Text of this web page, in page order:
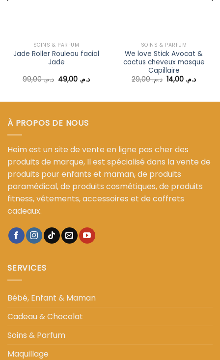
SOINS & PARFUM
Jade Roller Rouleau facial
Jade
د.م.99,00 Le
prix
د.م. 99,00.
د.م.49,00 Le
د.م. 49,00.
SOINS & PARFUM
We love Stick Avocat &
cactus cheveux masque
Capillaire
د.م.29,00 Le
prix
د.م. 29,00.
د.م.14,00 Le
د.م. 35,00.
À PROPOS DE NOUS
Heim est un site de vente en ligne pas cher des
produits de marque, Il est spécialisé dans la vente de
produits pour enfants et maman, de produits
paramédical, de produits cosmétiques, de produits
fitness, vêtements, accessoires et de coffrets
cadeaux.
SERVICES
Bébé, Enfant & Maman
Cadeau & Chocolat
Soins & Parfum
Maquillage